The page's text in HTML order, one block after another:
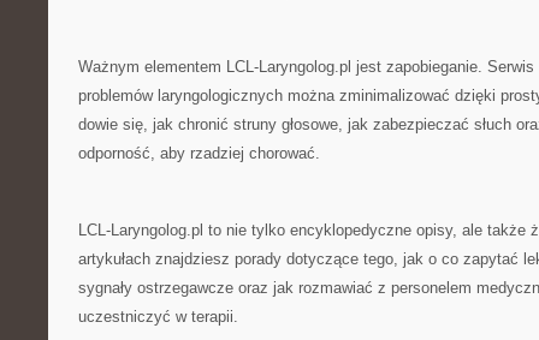
Ważnym elementem LCL-Laryngolog.pl jest zapobieganie.
problemów laryngologicznych można zminimalizować dzięki
dowie się, jak chronić struny głosowe, jak zabezpieczać słuch
odporność, aby rzadziej chorować.
LCL-Laryngolog.pl to nie tylko encyklopedyczne opisy, ale także
artykułach znajdziesz porady dotyczące tego, jak o co zapytać
sygnały ostrzegawcze oraz jak rozmawiać z personelem
uczestniczyć w terapii.